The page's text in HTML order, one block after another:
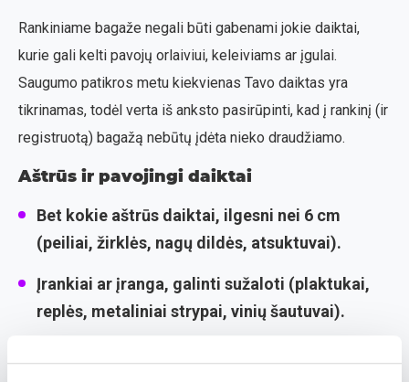
Rankiniame bagaže negali būti gabenami jokie daiktai,
kurie gali kelti pavojų orlaiviui, keleiviams ar įgulai.
Saugumo patikros metu kiekvienas Tavo daiktas yra
tikrinamas, todėl verta iš anksto pasirūpinti, kad į rankinį (ir
registruotą) bagažą nebūtų įdėta nieko draudžiamo.
Aštrūs ir pavojingi daiktai
Bet kokie aštrūs daiktai, ilgesni nei 6 cm
(peiliai, žirklės, nagų dildės, atsuktuvai).
Įrankiai ar įranga, galinti sužaloti (plaktukai,
replės, metaliniai strypai, vinių šautuvai).